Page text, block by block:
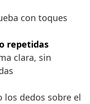
con toques
repetidas
clara, sin
los dedos sobre el